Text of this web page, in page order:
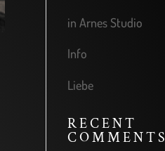
in Arnes Studio
Info
Liebe
RECENT
COMMENTS